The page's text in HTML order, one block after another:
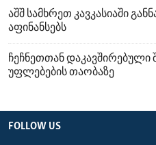
აშშ სამხრეთ კავკასიაში
აფინანსებს
ჩეჩნეთთან დაკავშირებული
უფლებების თაობაზე
FOLLOW US